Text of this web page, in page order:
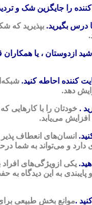
را جایگزین شک و
درس بگیرید. بپذیرید که
ازدوستان ، یا همکاران
کننده احاطه کنید.
دهد.
. خودتان را با
می‌یابد.
انسان‌های انعطاف
دارد و می‌تواند به
یکی ازویژگی‌های افراد
پایبندی به این دیدگاه
.موانع بخش طبیعی